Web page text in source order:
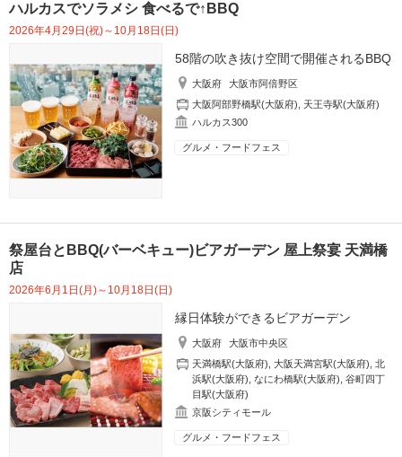
ハルカスでソラメシ 食べるで↑BBQ
2026年4月29日(祝)～10月18日(日)
58階の吹き抜け空間で開催されるBBQ
大阪府
大阪市阿倍野区
大阪阿部野橋駅(大阪府)
天王寺駅(大阪府)
ハルカス300
グルメ・フードフェス
祭屋台とBBQ(バーベキュー)ビアガーデン 屋上祭宴 天満橋
店
2026年6月1日(月)～10月18日(日)
縁日体験ができるビアガーデン
大阪府
大阪市中央区
天満橋駅(大阪府),大阪天満宮駅(大阪府),北
浜駅(大阪府),なにわ橋駅(大阪府),谷町四丁
目駅(大阪府)
京阪シティモール
グルメ・フードフェス